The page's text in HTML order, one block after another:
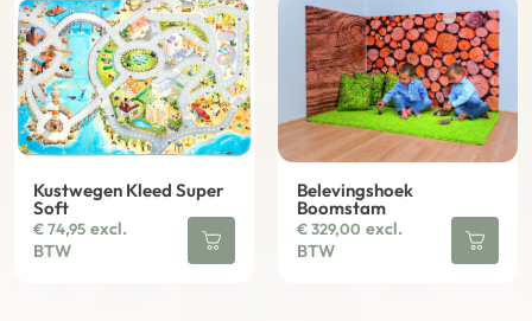
Kustwegen Kleed Super
Soft
€74,95 excl.
BTW
Belevingshoek
Boomstam
€329,00 excl.
BTW